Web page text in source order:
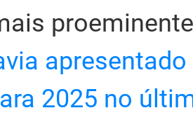
apresentado
2025 no